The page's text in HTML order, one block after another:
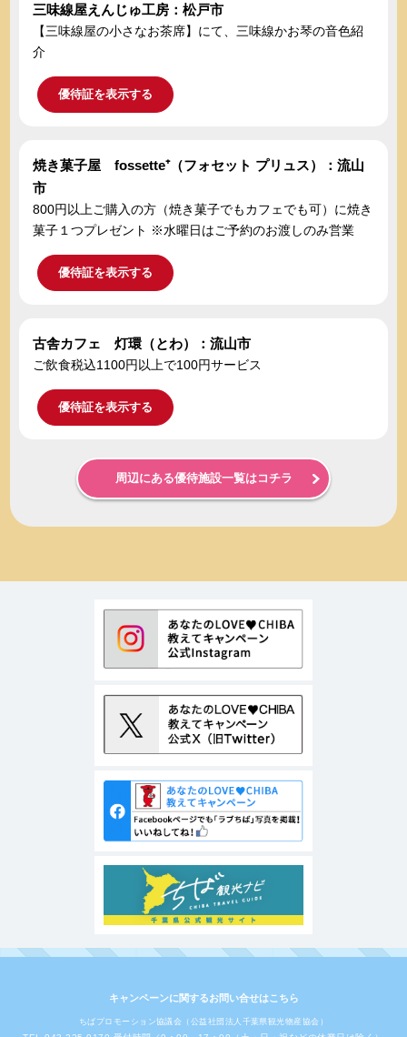
三味線屋えんじゅ工房：松戸市
【三味線屋の小さなお茶席】にて、三味線かお琴の音色紹
介
優待証を表示する
焼き菓子屋 fossette⁺（フォセット プリュス）：流山
市
800円以上ご購入の方（焼き菓子でもカフェでも可）に焼き
菓子１つプレゼント ※水曜日はご予約のお渡しのみ営業
優待証を表示する
古舎カフェ 灯環（とわ）：流山市
ご飲食税込1100円以上で100円サービス
優待証を表示する
周辺にある優待施設一覧はコチラ
キャンペーンに関するお問い合せはこちら
ちばプロモーション協議会（公益社団法人千葉県観光物産協会）